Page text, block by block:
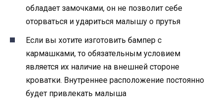
обладает замочками, он не позволит себе
оторваться и удариться малышу о прутья
Если вы хотите изготовить бампер с
кармашками, то обязательным условием
является их наличие на внешней стороне
кроватки. Внутреннее расположение постоянно
будет привлекать малыша